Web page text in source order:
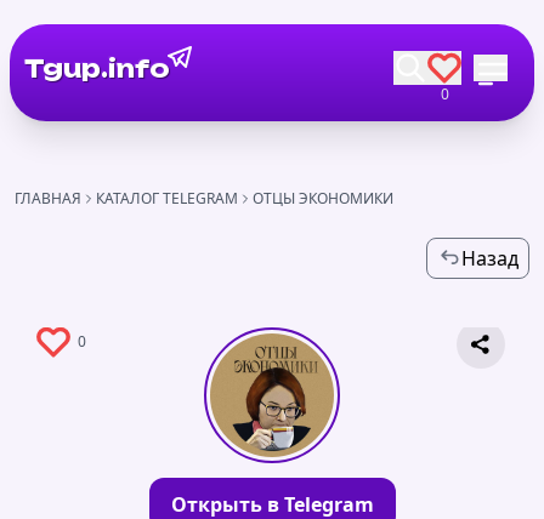
Tgup.info
0
ГЛАВНАЯ КАТАЛОГ TELEGRAM ОТЦЫ ЭКОНОМИКИ
Назад
0
Открыть в Telegram